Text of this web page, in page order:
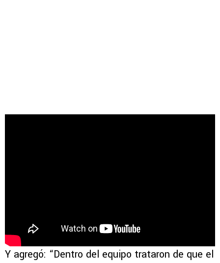
Y agregó: “Dentro del equipo trataron de que el